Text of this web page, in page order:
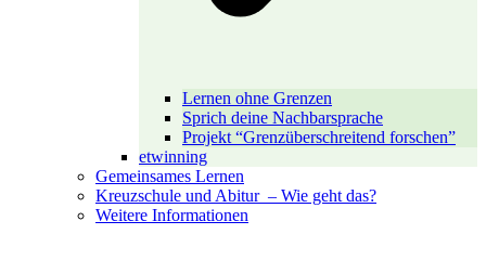
Lernen ohne Grenzen
Sprich deine Nachbarsprache
Projekt “Grenzüberschreitend forschen”
etwinning
Gemeinsames Lernen
Kreuzschule und Abitur – Wie geht das?
Weitere Informationen